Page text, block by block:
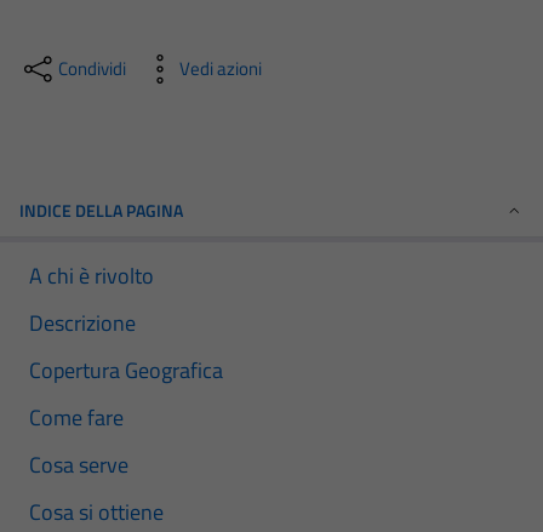
Condividi Vedi azioni
INDICE DELLA PAGINA
A chi è rivolto
Descrizione
Copertura Geografica
Come fare
Cosa serve
Cosa si ottiene